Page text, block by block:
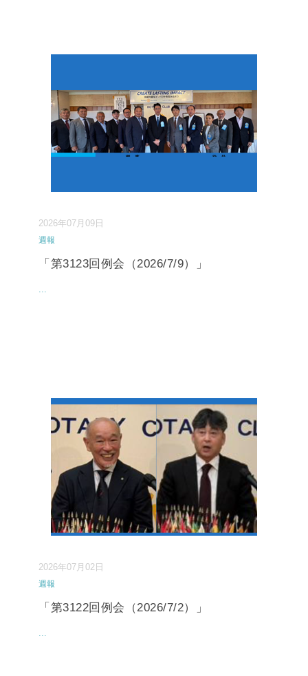
2026年07月09日
週報
「第3123回例会（2026/7/9）」
...
2026年07月02日
週報
「第3122回例会（2026/7/2）」
...